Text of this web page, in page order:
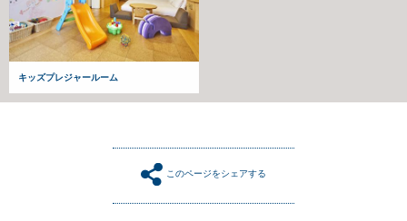
キッズプレジャールーム
このページをシェアする